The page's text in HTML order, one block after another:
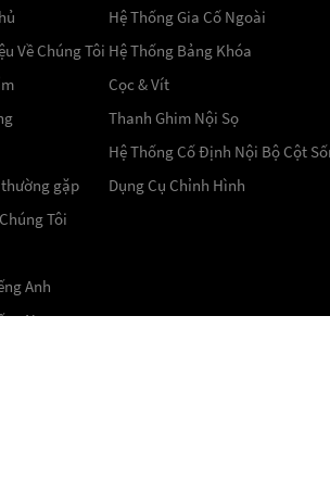
Về Chúng Tôi
gặp
Tôi
Anh
Nga
Hệ Thống Gia Cố Ngoài
Hệ Thống Bảng Khóa
Cọc & Vít
Thanh Ghim Nội Sọ
Hệ Thống Cố Định Nội Bộ Cột
Dụng Cụ Chỉnh Hình